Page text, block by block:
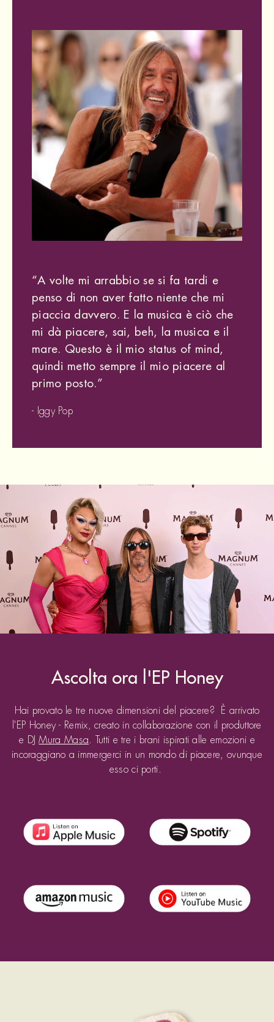
“A volte mi arrabbio se si fa tardi e
penso di non aver fatto niente che mi
piaccia davvero. E la musica è ciò che
mi dà piacere, sai, beh, la musica e il
mare. Questo è il mio status of mind,
quindi metto sempre il mio piacere al
primo posto.”
- Iggy Pop
Ascolta ora l'EP Honey
Hai provato le tre nuove dimensioni del piacere? È arrivato
l'EP Honey - Remix, creato in collaborazione con il produttore
e DJMura Masa . Tutti e tre i brani ispirati alle emozioni e
incoraggiano a immergerci in un mondo di piacere, ovunque
esso ci porti.